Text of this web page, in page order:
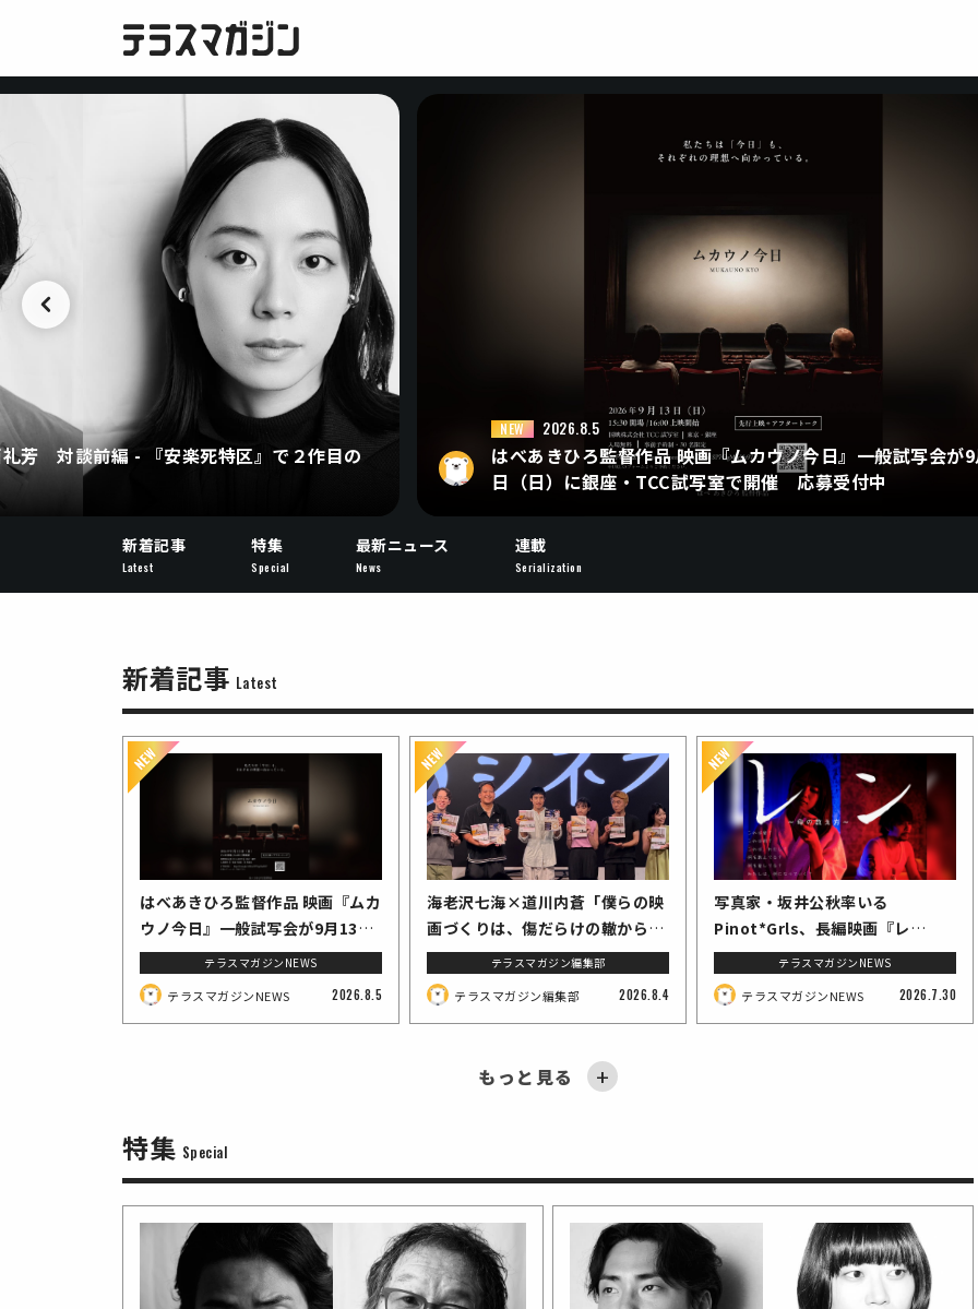
芳 対談前編 - 『安楽死特区』で２作目の
NEW 2026.8.5
はべあきひろ監督作品 映画『ムカウノ今日』一般試写会が
日（日）に銀座・TCC試写室で開催 応募受付中
新着記事
Latest
特集
Special
最新ニュース
News
連載
Serialization
新着記事 Latest
はべあきひろ監督作品 映画『ムカ
ウノ今日』一般試写会が9月13日
（日）に銀座・TCC試写室で開
催 応募受付中
テラスマガジンNEWS
テラスマガジンNEWS 2026.8.5
海老沢七海×道川内蒼「僕らの映
画づくりは、傷だらけの轍から始
まった」──映画『冗談じゃない
よ』『隣のサンズイ』、そして新
たなカルチャーへの挑戦
テラスマガジン編集部
テラスマガジン編集部 2026.8.4
写真家・坂井公秋率いる
Pinot*Grls、長編映画『レ
ン』〜母の数え方〜製作決定 ク
ラウドファンディングが7月28日
スタート
テラスマガジンNEWS
テラスマガジンNEWS 2026.7.30
20歳の新鋭・浮田聡也監督『ゴー
ルデンアワー』9月13日公開決
定 予告編＆ポスター解禁
テラスマガジンNEWS
テラスマガジンNEWS 2026.7.27
森山みつき「私は『アンラッキー
がデフォルト』」──芯を持たな
い“玉ねぎ”と、ミニシアターで見
つけた「寄り添う」ということ
テラスマガジン編集部
テラスマガジン編集部 2026.7.13
『ひとりたび』毎熊克哉×石橋夕
帆監督×上村奈帆 鼎談前編
毎熊克哉 映画と、出会い
2026.7.10
清原惟監督最新作『A Window of
Memories』、志賀理江子ら各界
5名から絶賛コメント到着＆アザ
ービジュアル解禁
テラスマガジンNEWS
テラスマガジンNEWS 2026.7.9
中国発の感動作『愛がきこえる』
ファン待望のBlu-rayが10月7日
（水）発売決定！通販ショップ
「コリタメ」限定で予約受付中！
テラスマガジンNEWS
テラスマガジンNEWS 2026.7.7
台湾発の感動作『鯨が消えた入り
江』8月7日よりリバイバル上映決
定！新予告編＆新ポスタービジュ
アル解禁
テラスマガジンNEWS
テラスマガジンNEWS 2026.6.12
宇野祥平×前田弘二、25年の盟友
タッグ『Man』9月11日公開決
定！“謎の男に尽くされる”特報＆
新ビジュアル解禁
テラスマガジンNEWS
テラスマガジンNEWS 2026.6.11
細田善彦・葉名恒星・渋江譲二・
玉井雄大 『ランニングハイ』特別
座談会
テラスマガジン編集部
テラスマガジン編集部 2026.6.3
「第12回 北海道戯曲賞」大賞受
賞・鹿内聡が率いる、 劇団「カレ
ーカレーグループ」の新作『緑が
丘』が上演決定
テラスマガジンNEWS
テラスマガジンNEWS 2026.5.13
もっと見る +
特集 Special